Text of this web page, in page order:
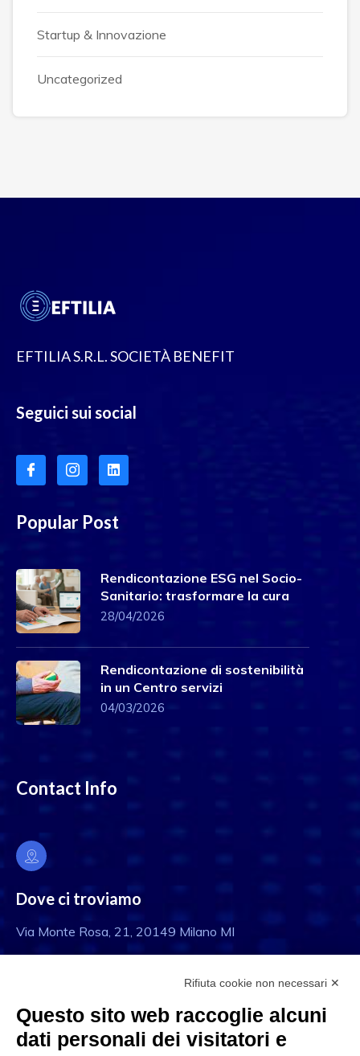
Startup & Innovazione
Uncategorized
EFTILIA S.R.L. SOCIETÀ BENEFIT
Seguici sui social
Popular Post
Rendicontazione ESG nel Socio-
Sanitario: trasformare la cura
28/04/2026
Rendicontazione di sostenibilità
in un Centro servizi
04/03/2026
Contact Info
Dove ci troviamo
Via Monte Rosa, 21, 20149 Milano MI
Email
Rifiuta cookie non necessari ✕
Questo sito web raccoglie alcuni
dati personali dei visitatori e